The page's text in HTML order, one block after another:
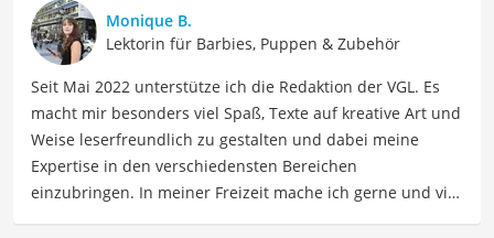
behandeln Themen wie Kindergesundheit, Ernährung,
Entwicklungsmilestones sowie Elternschaft, um Eltern
dabei zu unterstützen, ihre Kinder optimal zu
unterstützen und zu fördern.
Der Our-Generation-Puppe-Vergleich ist aus unserer Sicht
besonders empfehlenswert fürMädchenund Kinder
Monique B.
Lektorin für Barbies, Puppen & Zubehör
Seit Mai 2022 unterstütze ich die Redaktion der VGL. Es
macht mir besonders viel Spaß, Texte auf kreative Art und
Weise leserfreundlich zu gestalten und dabei meine
Expertise in den verschiedensten Bereichen
einzubringen. In meiner Freizeit mache ich gerne und viel